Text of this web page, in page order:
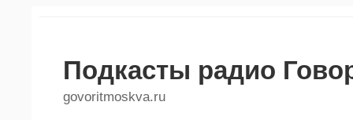
Подкасты радио
govoritmoskva.ru